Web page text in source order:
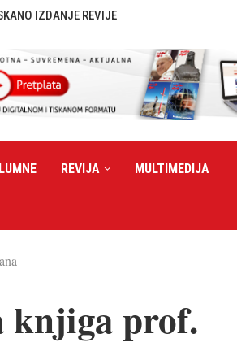
IZDANJE REVIJE
REVIJA MULTIMEDIJA
knjiga prof.